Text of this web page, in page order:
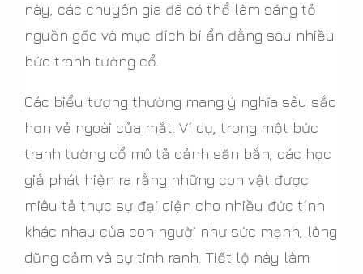
này, các chuyên gia đã có thể làm sáng tỏ
nguồn gốc và mục đích bí ẩn đằng sau nhiều
bức tranh tường cổ.
Các biểu tượng thường mang ý nghĩa sâu sắc
hơn vẻ ngoài của mắt. Ví dụ, trong một bức
tranh tường cổ mô tả cảnh săn bắn, các học
giả phát hiện ra rằng những con vật được
miêu tả thực sự đại diện cho nhiều đức tính
khác nhau của con người như sức mạnh, lòng
dũng cảm và sự tinh ranh. Tiết lộ này làm